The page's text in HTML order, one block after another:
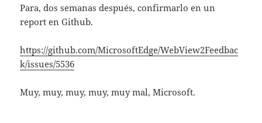
Para, dos semanas después, confirmarlo en un
report en Github.
https://github.com/MicrosoftEdge/WebView2Feedbac
k/issues/5536
Muy, muy, muy, muy, muy mal, Microsoft.